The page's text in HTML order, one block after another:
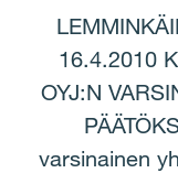
16.4.2010
OYJ:N
varsinainen